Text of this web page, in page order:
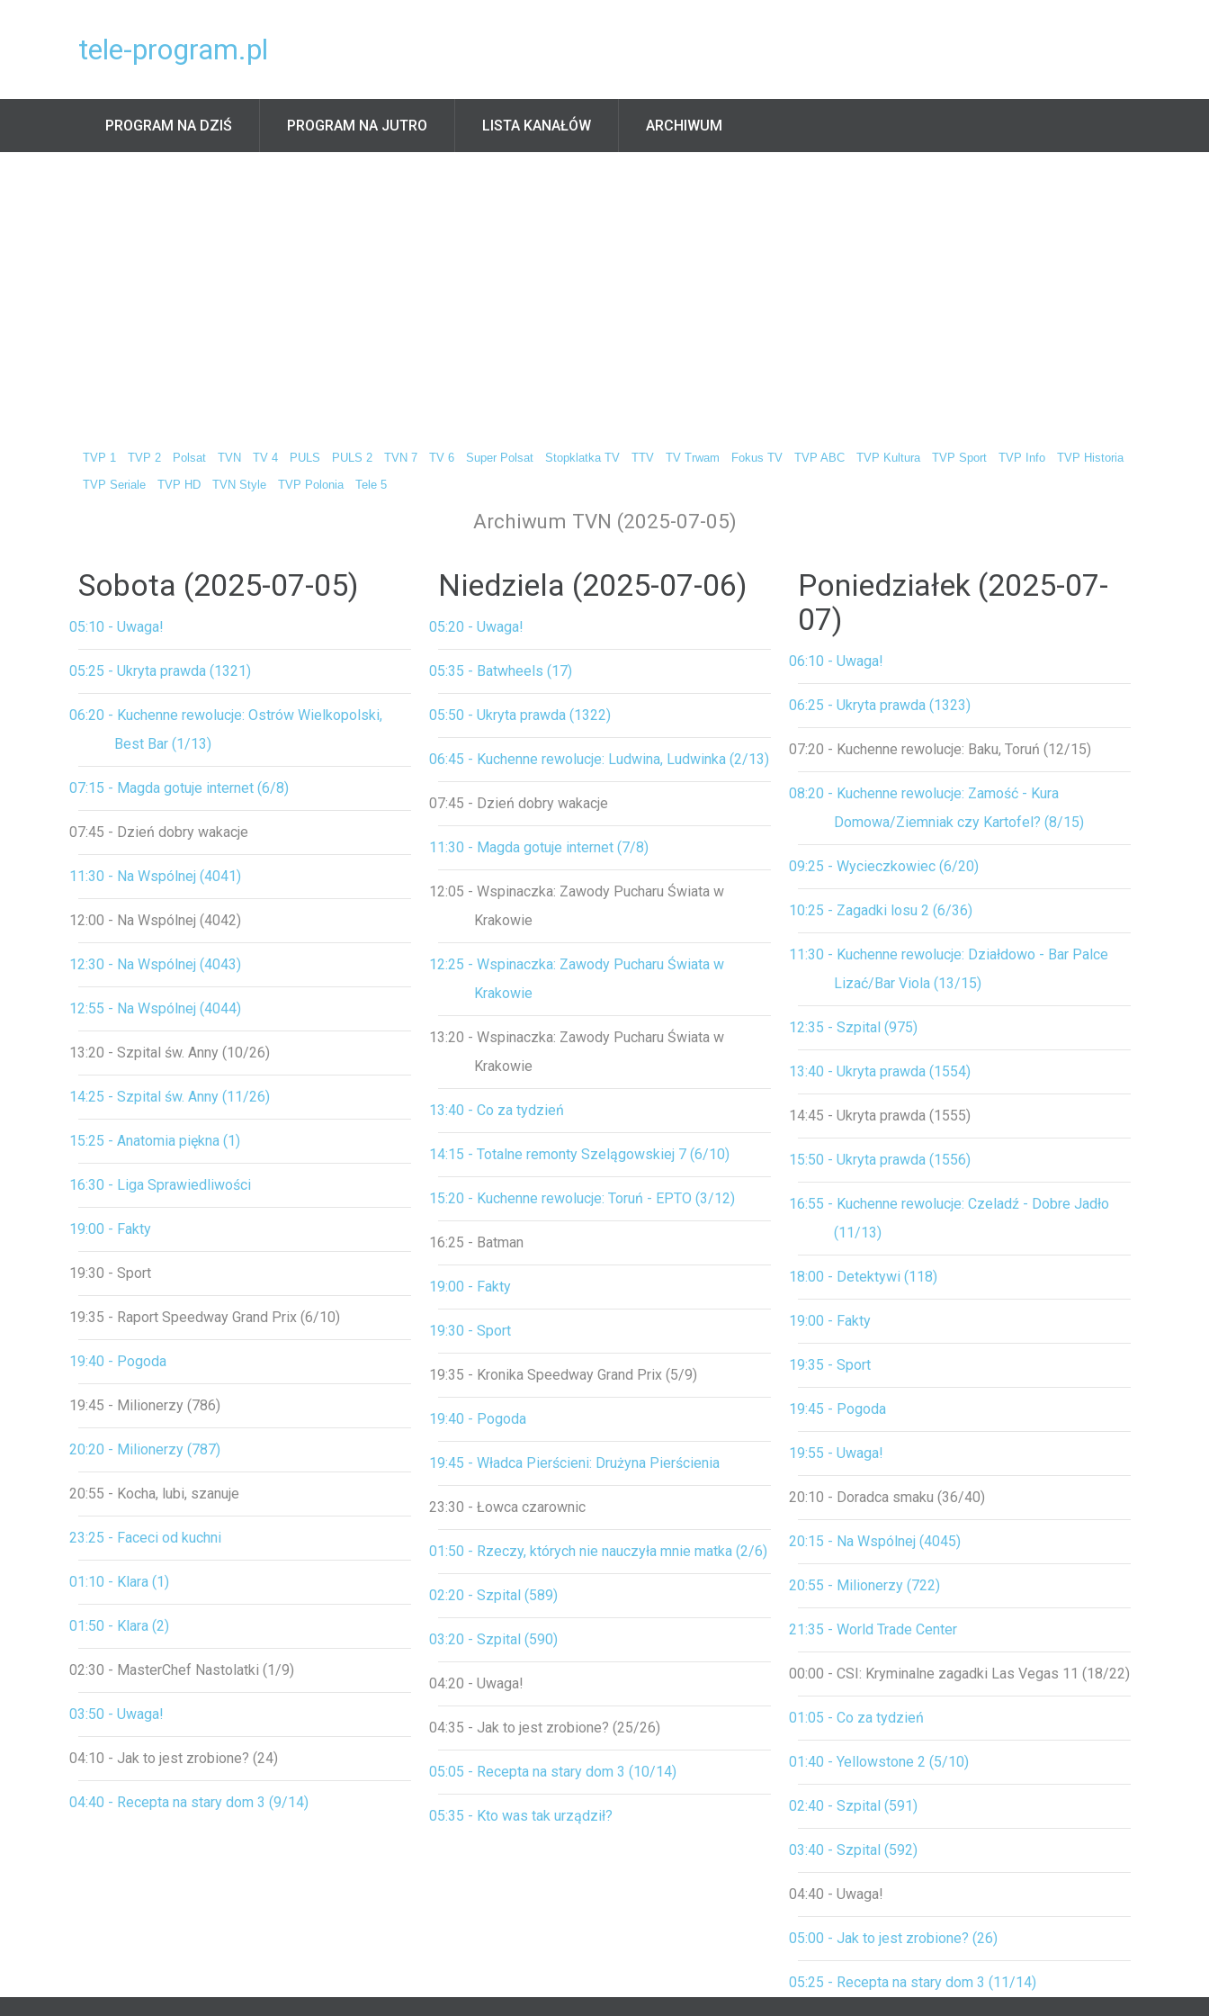
tele-program.pl
PROGRAM NA DZIŚ PROGRAM NA JUTRO LISTA KANAŁÓW ARCHIWUM
TVP 1 TVP 2 Polsat TVN TV 4 PULS PULS 2 TVN 7 TV 6 Super Polsat Stopklatka TV TTV TV Trwam Fokus TV TVP ABC TVP Kultura TVP Sport TVP Info TVP Historia
TVP Seriale TVP HD TVN Style TVP Polonia Tele 5
Archiwum TVN (2025-07-05)
Sobota (2025-07-05)
05:10 - Uwaga!
05:25 - Ukryta prawda (1321)
06:20 - Kuchenne rewolucje: Ostrów Wielkopolski,
Best Bar (1/13)
07:15 - Magda gotuje internet (6/8)
07:45 - Dzień dobry wakacje
11:30 - Na Wspólnej (4041)
12:00 - Na Wspólnej (4042)
12:30 - Na Wspólnej (4043)
12:55 - Na Wspólnej (4044)
13:20 - Szpital św. Anny (10/26)
14:25 - Szpital św. Anny (11/26)
15:25 - Anatomia piękna (1)
16:30 - Liga Sprawiedliwości
19:00 - Fakty
19:30 - Sport
19:35 - Raport Speedway Grand Prix (6/10)
19:40 - Pogoda
19:45 - Milionerzy (786)
20:20 - Milionerzy (787)
20:55 - Kocha, lubi, szanuje
23:25 - Faceci od kuchni
01:10 - Klara (1)
01:50 - Klara (2)
02:30 - MasterChef Nastolatki (1/9)
03:50 - Uwaga!
04:10 - Jak to jest zrobione? (24)
04:40 - Recepta na stary dom 3 (9/14)
Niedziela (2025-07-06)
05:20 - Uwaga!
05:35 - Batwheels (17)
05:50 - Ukryta prawda (1322)
06:45 - Kuchenne rewolucje: Ludwina, Ludwinka (2/13)
07:45 - Dzień dobry wakacje
11:30 - Magda gotuje internet (7/8)
12:05 - Wspinaczka: Zawody Pucharu Świata w
Krakowie
12:25 - Wspinaczka: Zawody Pucharu Świata w
Krakowie
13:20 - Wspinaczka: Zawody Pucharu Świata w
Krakowie
13:40 - Co za tydzień
14:15 - Totalne remonty Szelągowskiej 7 (6/10)
15:20 - Kuchenne rewolucje: Toruń - EPTO (3/12)
16:25 - Batman
19:00 - Fakty
19:30 - Sport
19:35 - Kronika Speedway Grand Prix (5/9)
19:40 - Pogoda
19:45 - Władca Pierścieni: Drużyna Pierścienia
23:30 - Łowca czarownic
01:50 - Rzeczy, których nie nauczyła mnie matka (2/6)
02:20 - Szpital (589)
03:20 - Szpital (590)
04:20 - Uwaga!
04:35 - Jak to jest zrobione? (25/26)
05:05 - Recepta na stary dom 3 (10/14)
05:35 - Kto was tak urządził?
Poniedziałek (2025-07-
07)
06:10 - Uwaga!
06:25 - Ukryta prawda (1323)
07:20 - Kuchenne rewolucje: Baku, Toruń (12/15)
08:20 - Kuchenne rewolucje: Zamość - Kura
Domowa/Ziemniak czy Kartofel? (8/15)
09:25 - Wycieczkowiec (6/20)
10:25 - Zagadki losu 2 (6/36)
11:30 - Kuchenne rewolucje: Działdowo - Bar Palce
Lizać/Bar Viola (13/15)
12:35 - Szpital (975)
13:40 - Ukryta prawda (1554)
14:45 - Ukryta prawda (1555)
15:50 - Ukryta prawda (1556)
16:55 - Kuchenne rewolucje: Czeladź - Dobre Jadło
(11/13)
18:00 - Detektywi (118)
19:00 - Fakty
19:35 - Sport
19:45 - Pogoda
19:55 - Uwaga!
20:10 - Doradca smaku (36/40)
20:15 - Na Wspólnej (4045)
20:55 - Milionerzy (722)
21:35 - World Trade Center
00:00 - CSI: Kryminalne zagadki Las Vegas 11 (18/22)
01:05 - Co za tydzień
01:40 - Yellowstone 2 (5/10)
02:40 - Szpital (591)
03:40 - Szpital (592)
04:40 - Uwaga!
05:00 - Jak to jest zrobione? (26)
05:25 - Recepta na stary dom 3 (11/14)